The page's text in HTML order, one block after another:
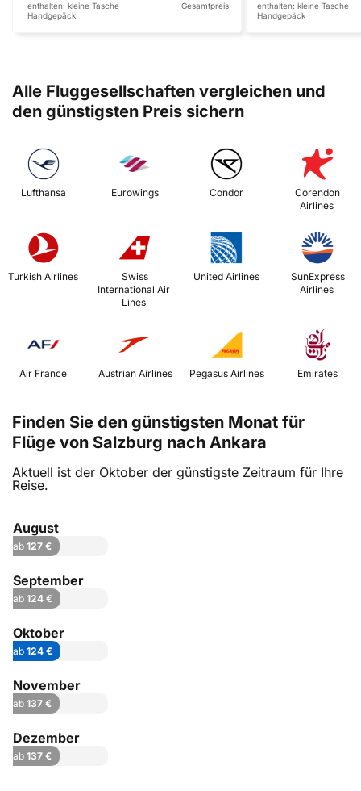
enthalten: kleine Tasche
Handgepäck
Gesamtpreis enthalten: kleine Tasche
Handgepäck
Alle Fluggesellschaften vergleichen und
den günstigsten Preis sichern
Lufthansa Eurowings Condor
Corendon
Airlines
Turkish Airlines
International Air
Lines
United Airlines
Airlines
Air France Austrian Airlines Emirates
Finden Sie den günstigsten Monat für
Flüge von Salzburg nach Ankara
Aktuell ist der Oktober der günstigste Zeitraum für Ihre
Reise.
August
ab 127 €
September
ab 124 €
Oktober
ab 124 €
November
ab 137 €
Dezember
ab 137 €